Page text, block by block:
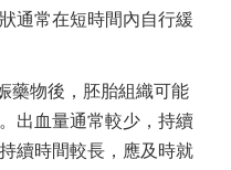
通常在短時間內自行緩
藥物後，胚胎組織可能
出血量通常較少，持續
續時間較長，應及時就